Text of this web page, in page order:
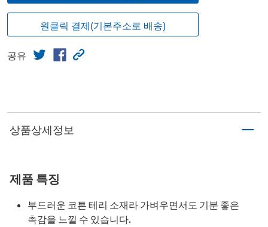
원클릭 결제(기본주소로 배송)
공유
상품상세정보
제품 특징
부드러운 코튼 테리 소재라 가벼우면서도 기분 좋은
촉감을 느낄 수 있습니다.